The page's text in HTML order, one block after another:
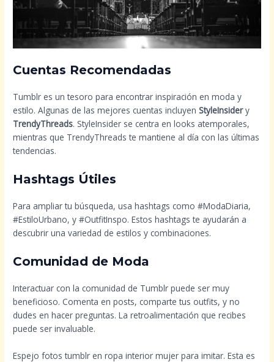
Cuentas Recomendadas
Tumblr es un tesoro para encontrar inspiración en moda y
estilo. Algunas de las mejores cuentas incluyenStyleInsidery
TrendyThreads. StyleInsider se centra en looks atemporales,
mientras que TrendyThreads te mantiene al día con las últimas
tendencias.
Hashtags Útiles
Para ampliar tu búsqueda, usa hashtags como #ModaDiaria,
#EstiloUrbano, y #OutfitInspo. Estos hashtags te ayudarán a
descubrir una variedad de estilos y combinaciones.
Comunidad de Moda
Interactuar con la comunidad de Tumblr puede ser muy
beneficioso. Comenta en posts, comparte tus outfits, y no
dudes en hacer preguntas. La retroalimentación que recibes
puede ser invaluable.
Espejo fotos tumblr en ropa interior mujer para imitar. Esta es